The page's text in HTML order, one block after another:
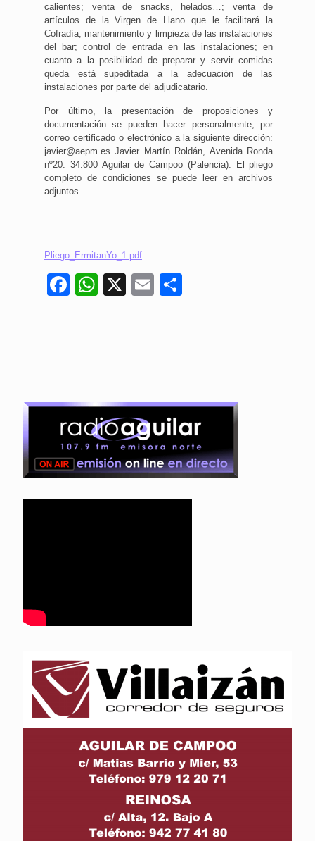
calientes; venta de snacks, helados…; venta de
artículos de la Virgen de Llano que le facilitará la
Cofradía; mantenimiento y limpieza de las instalaciones
del bar; control de entrada en las instalaciones; en
cuanto a la posibilidad de preparar y servir comidas
queda está supeditada a la adecuación de las
instalaciones por parte del adjudicatario.
Por último, la presentación de proposiciones y
documentación se pueden hacer personalmente, por
correo certificado o electrónico a la siguiente dirección:
javier@aepm.es Javier Martín Roldán, Avenida Ronda
nº20. 34.800 Aguilar de Campoo (Palencia). El pliego
completo de condiciones se puede leer en archivos
adjuntos.
Pliego_ErmitanYo_1.pdf
Facebook
WhatsApp
X Email